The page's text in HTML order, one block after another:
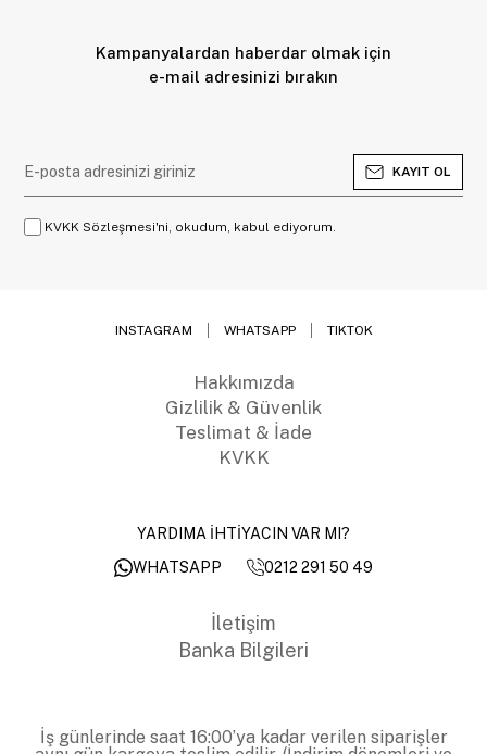
Kampanyalardan haberdar olmak için
e-mail adresinizi bırakın
KAYIT OL
KVKK Sözleşmesi'ni, okudum, kabul ediyorum.
INSTAGRAM WHATSAPP TIKTOK
Hakkımızda
Gizlilik & Güvenlik
Teslimat & İade
KVKK
YARDIMA İHTİYACIN VAR MI?
WHATSAPP
0212 291 50 49
İletişim
Banka Bilgileri
İş günlerinde saat 16:00’ya kadar verilen siparişler